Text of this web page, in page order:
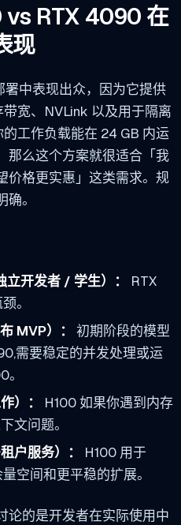
RTX 4090 在
现
中表现出众，因为它提供
宽、NVLink 以及用于隔离
的工作负载能在 24 GB 内运
那么这个方案就很适合「我
价格更实惠」这类需求。规
。
开发者 / 学生）：
RTX
。
MVP）：
初期阶段的模型
需要稳定的并发处理或运
）：
H100 如果你遇到内存
文问题。
户服务）：
H100 用于
空间和更平稳的扩展。
论的是开发者在实际使用中